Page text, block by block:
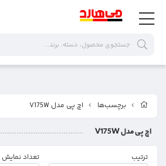
برچسب‌ها اچ پی مدل V175W
اچ پی مدل V175W
ترتیب تعداد نمایش